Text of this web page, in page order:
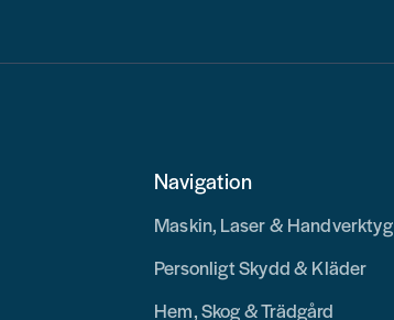
Navigation
Maskin, Laser & Handverktyg
Personligt Skydd & Kläder
Hem, Skog & Trädgård